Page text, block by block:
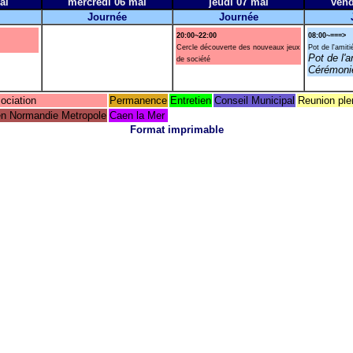
Journée
Journée
20:00~22:00
Cercle découverte des nouveaux jeux
de société
08:00~===>
Pot de
Pot de
Permanence Entretien Conseil Municipal Reunion
Normandie Metropole Caen la Mer
Format imprimable